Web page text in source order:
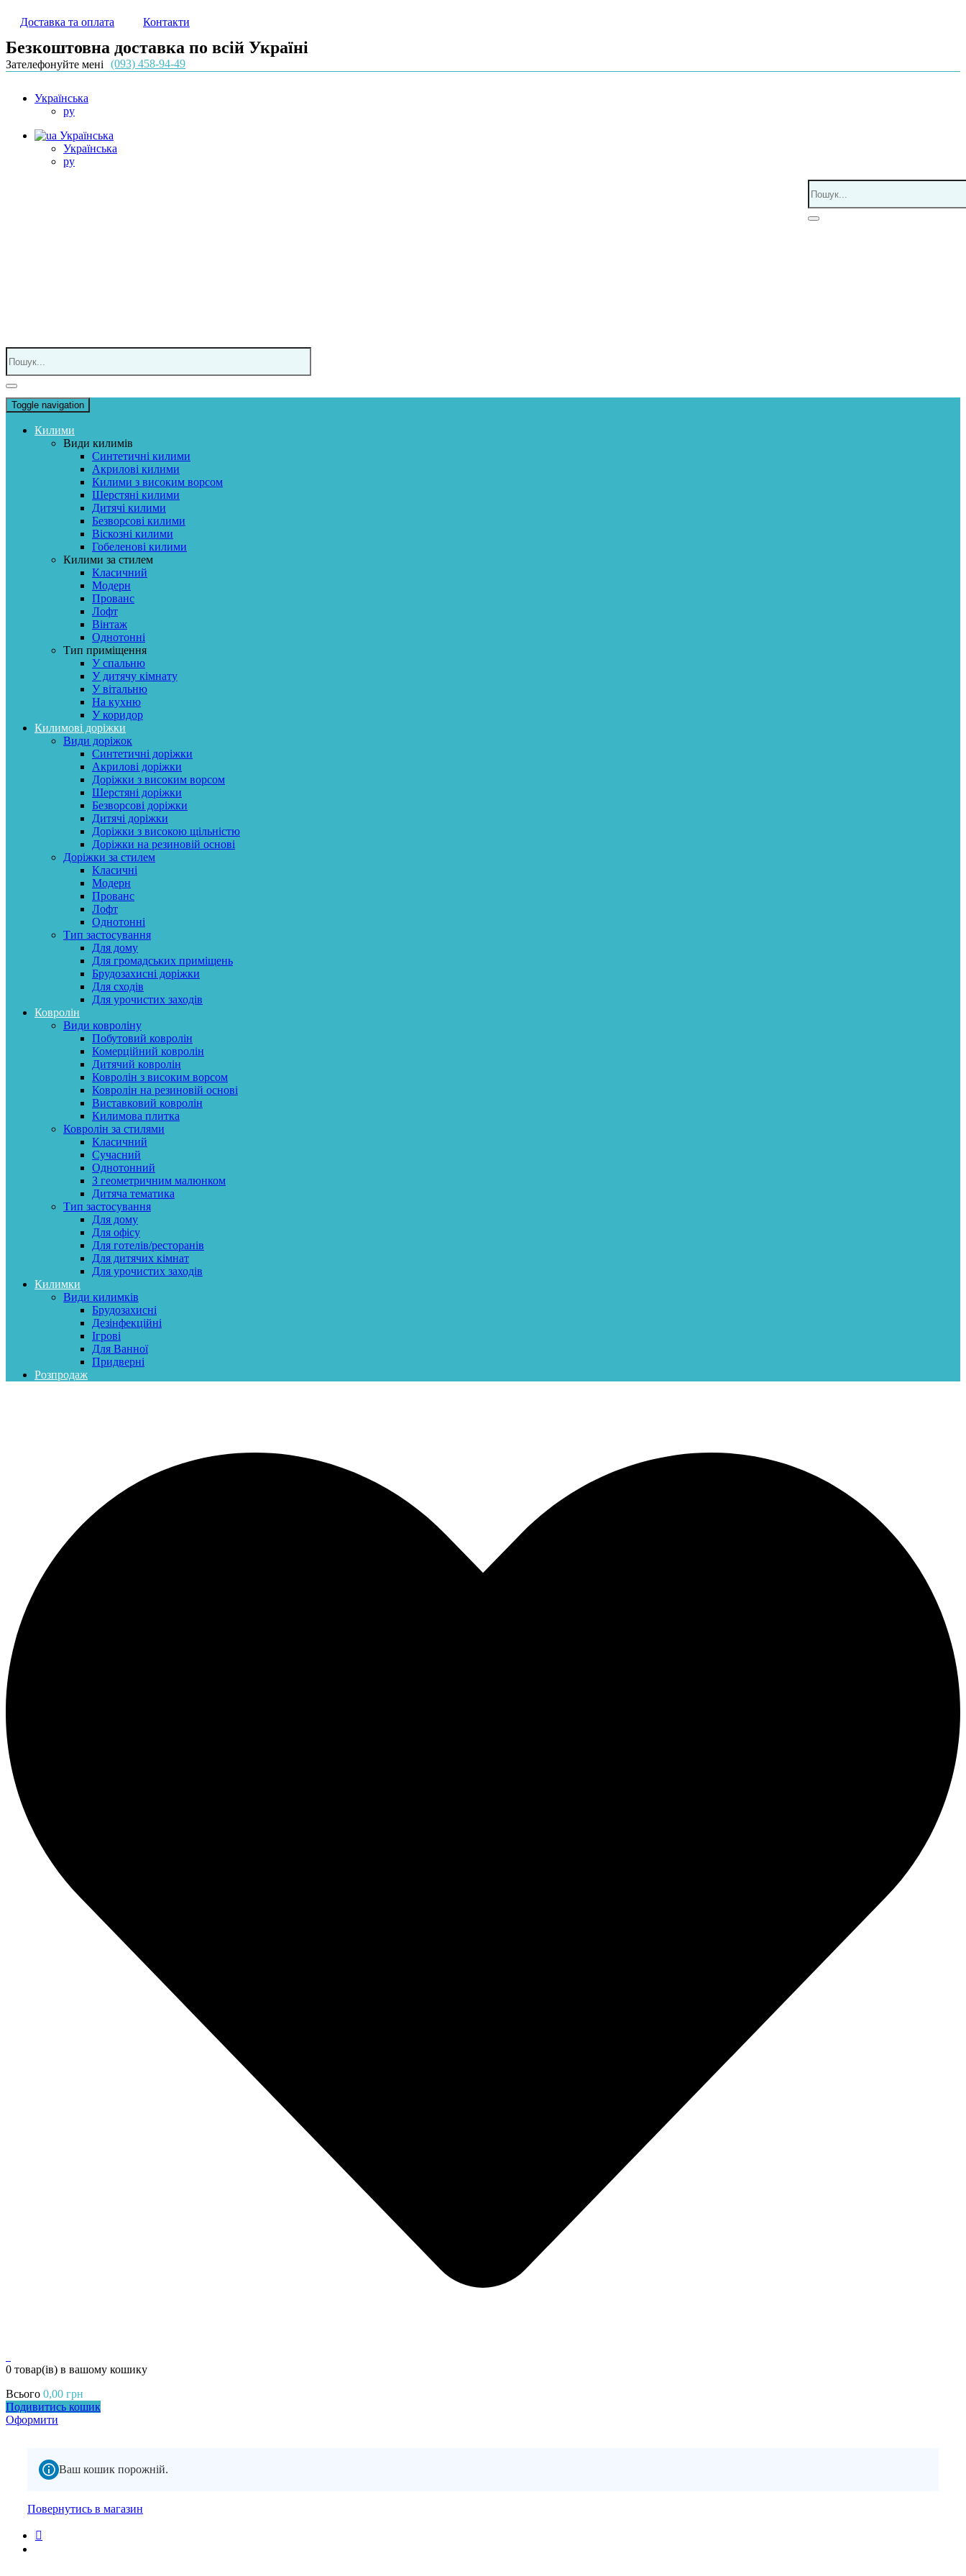
Доставка та оплата Контакти
Безкоштовна доставка по всій Україні
Зателефонуйте мені (093) 458-94-49
Українська
ру
Українська
Українська
ру
Toggle navigation
Килими
Види килимів
Синтетичні килими
Акрилові килими
Килими з високим ворсом
Шерстяні килими
Дитячі килими
Безворсові килими
Віскозні килими
Гобеленові килими
Килими за стилем
Класичний
Модерн
Прованс
Лофт
Вінтаж
Однотонні
Тип приміщення
У спальню
У дитячу кімнату
У вітальню
На кухню
У коридор
Килимові доріжки
Види доріжок
Синтетичні доріжки
Акрилові доріжки
Доріжки з високим ворсом
Шерстяні доріжки
Безворсові доріжки
Дитячі доріжки
Доріжки з високою щільністю
Доріжки на резиновій основі
Доріжки за стилем
Класичні
Модерн
Прованс
Лофт
Однотонні
Тип застосування
Для дому
Для громадських приміщень
Брудозахисні доріжки
Для сходів
Для урочистих заходів
Ковролін
Види ковроліну
Побутовий ковролін
Комерційний ковролін
Дитячий ковролін
Ковролін з високим ворсом
Ковролін на резиновій основі
Виставковий ковролін
Килимова плитка
Ковролін за стилями
Класичний
Сучасний
Однотонний
З геометричним малюнком
Дитяча тематика
Тип застосування
Для дому
Для офісу
Для готелів/ресторанів
Для дитячих кімнат
Для урочистих заходів
Килимки
Види килимків
Брудозахисні
Дезінфекційні
Ігрові
Для Ванної
Придверні
Розпродаж
0 товар(ів) в вашому кошику
Всього 0,00 грн
Подивитись кошик
Оформити
Ваш кошик порожній.
Повернутись в магазин